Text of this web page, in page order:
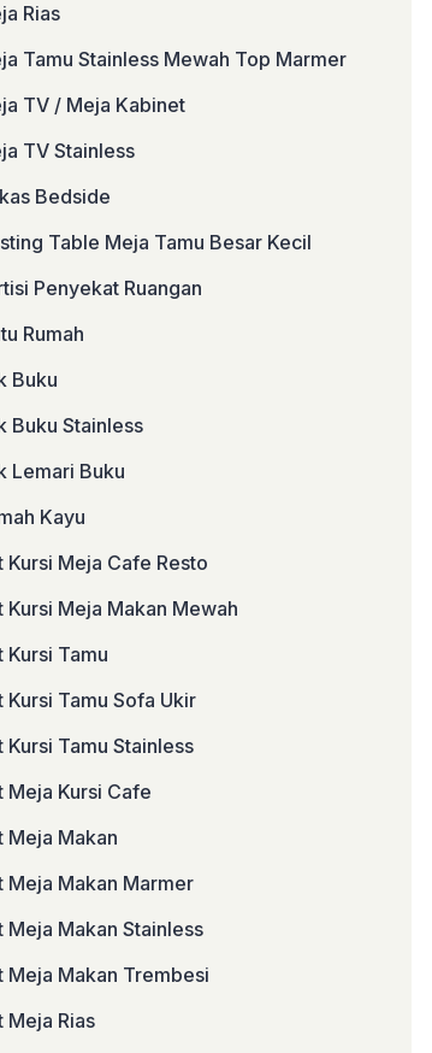
Rias
Tamu Stainless Mewah Top Marmer
TV / Meja Kabinet
TV Stainless
Bedside
Table Meja Tamu Besar Kecil
Penyekat Ruangan
Rumah
Buku
Buku Stainless
Lemari Buku
Kayu
Kursi Meja Cafe Resto
Kursi Meja Makan Mewah
Kursi Tamu
Kursi Tamu Sofa Ukir
Kursi Tamu Stainless
Meja Kursi Cafe
Meja Makan
Meja Makan Marmer
Meja Makan Stainless
Meja Makan Trembesi
Meja Rias